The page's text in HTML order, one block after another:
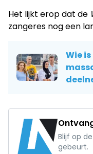
Het lijkt erop dat de
zangeres nog een
Wie
Blijf op
gebeurt.